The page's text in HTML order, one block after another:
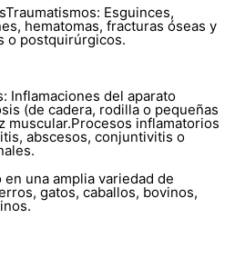
Esguinces,
hematomas, fracturas óseas y
o postquirúrgicos.
Inflamaciones del aparato
(de cadera, rodilla o pequeñas
muscular.Procesos inflamatorios
abscesos, conjuntivitis o
una amplia variedad de
gatos, caballos, bovinos,